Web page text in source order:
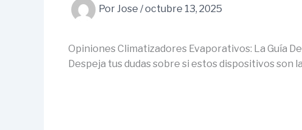
PorJose /octubre 13, 2025
Opiniones Climatizadores Evaporativos: La Guía
Despeja tus dudas sobre si estos dispositivos son